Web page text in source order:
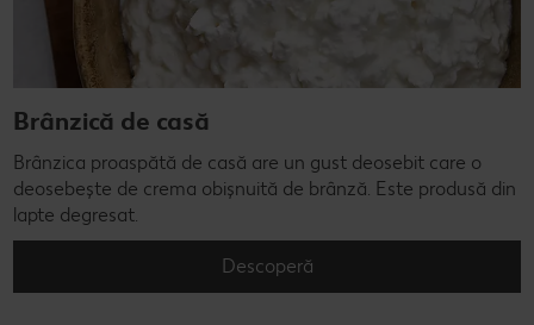
Brânzică de casă
Brânzica proaspătă de casă are un gust deosebit care o
deosebește de crema obișnuită de brânză. Este produsă din
lapte degresat.
Descoperă